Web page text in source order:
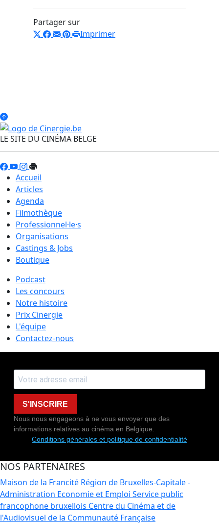
Partager sur
Imprimer
LE SITE DU CINÉMA BELGE
Accueil
Articles
Agenda
Filmothèque
Professionnel·le·s
Organisations
Castings & Jobs
Boutique
Podcast
Les concours
Notre histoire
Prix Cinergie
L'équipe
Contactez-nous
S'INSCRIRE
Nous nous engageons à ne vous envoyer que des
informations relatives au cinéma en Belgique.
Conditions générales et politique de confidentialité
NOS PARTENAIRES
Maison de la Francité Région de Bruxelles-Capitale -
Administration Economie et Emploi Service public
francophone bruxellois Centre du Cinéma et de
l'Audiovisuel de la Communauté Française